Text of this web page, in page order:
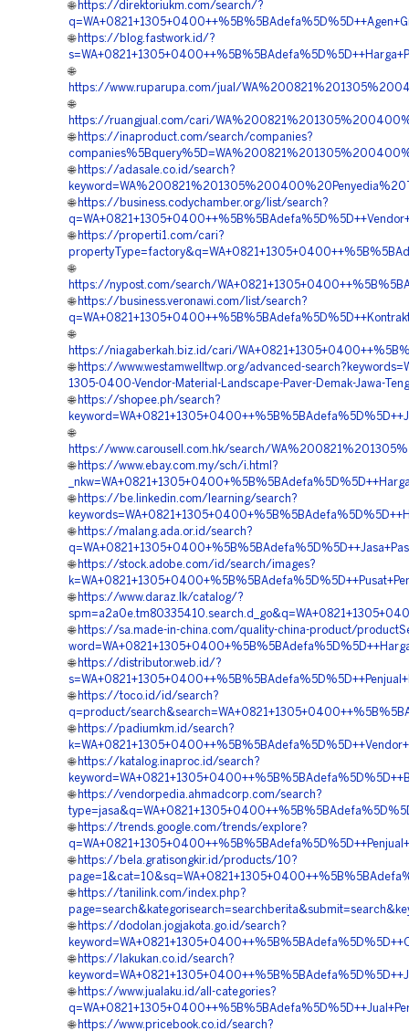
🌐 https://direktoriukm.com/search/?
🌐 https://blog.fastwork.id/?
🌐
https://www.ruparupa.com/jual/
🌐
https://ruangjual.com/cari/
🌐 https://inaproduct.com/search/companies?
🌐 https://adasale.co.id/search?
🌐 https://business.codychamber.org/list/search?
🌐 https://properti1.com/cari?
🌐
https://nypost.com/search/
🌐 https://business.veronawi.com/list/search?
🌐
https://niagaberkah.biz.id/cari/
🌐 https://www.westamwelltwp.org/advanced-
1305-0400-Vendor-Material-Landscape-Paver-Demak-Jawa-
🌐 https://shopee.ph/search?
🌐
https://www.carousell.com.hk/search/
🌐 https://www.ebay.com.my/sch/i.html?
🌐 https://be.linkedin.com/learning/search?
🌐 https://malang.ada.or.id/search?
🌐 https://stock.adobe.com/id/search/images?
🌐 https://www.daraz.lk/catalog/?
🌐 https://sa.made-in-china.com/quality-china-product/
🌐 https://distributor.web.id/?
🌐 https://toco.id/id/search?
q=product/
🌐 https://padiumkm.id/search?
🌐 https://katalog.inaproc.id/search?
🌐 https://vendorpedia.ahmadcorp.com/search?
🌐 https://trends.google.com/trends/explore?
🌐 https://bela.gratisongkir.id/products/10?
🌐 https://tanilink.com/index.php?
🌐 https://dodolan.jogjakota.go.id/search?
🌐 https://lakukan.co.id/search?
🌐 https://www.jualaku.id/all-categories?
🌐 https://www.pricebook.co.id/search?